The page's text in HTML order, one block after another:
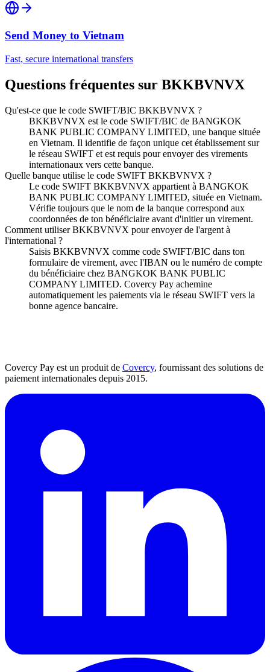
Send Money to Vietnam
Fast, secure international transfers
Questions fréquentes sur BKKBVNVX
Qu'est-ce que le code SWIFT/BIC BKKBVNVX ?
BKKBVNVX est le code SWIFT/BIC de BANGKOK
BANK PUBLIC COMPANY LIMITED, une banque située
en Vietnam. Il identifie de façon unique cet établissement sur
le réseau SWIFT et est requis pour envoyer des virements
internationaux vers cette banque.
Quelle banque utilise le code SWIFT BKKBVNVX ?
Le code SWIFT BKKBVNVX appartient à BANGKOK
BANK PUBLIC COMPANY LIMITED, située en Vietnam.
Vérifie toujours que le nom de la banque correspond aux
coordonnées de ton bénéficiaire avant d'initier un virement.
Comment utiliser BKKBVNVX pour envoyer de l'argent à
l'international ?
Saisis BKKBVNVX comme code SWIFT/BIC dans ton
formulaire de virement, avec l'IBAN ou le numéro de compte
du bénéficiaire chez BANGKOK BANK PUBLIC
COMPANY LIMITED. Covercy Pay achemine
automatiquement les paiements via le réseau SWIFT vers la
bonne agence bancaire.
Covercy Pay est un produit de Covercy, fournissant des solutions de
paiement internationales depuis 2015.